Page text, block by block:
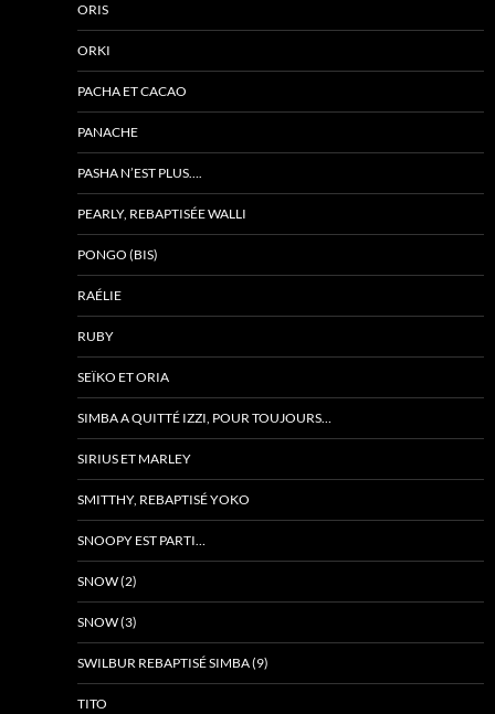
ORIS
ORKI
PACHA ET CACAO
PANACHE
PASHA N’EST PLUS….
PEARLY, REBAPTISÉE WALLI
PONGO (BIS)
RAÉLIE
RUBY
SEÏKO ET ORIA
SIMBA A QUITTÉ IZZI, POUR TOUJOURS…
SIRIUS ET MARLEY
SMITTHY, REBAPTISÉ YOKO
SNOOPY EST PARTI…
SNOW (2)
SNOW (3)
SWILBUR REBAPTISÉ SIMBA (9)
TITO